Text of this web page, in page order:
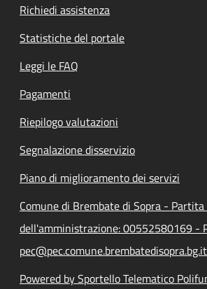
Richiedi assistenza
Statistiche del portale
Leggi le FAQ
Pagamenti
Riepilogo valutazioni
Segnalazione disservizio
Piano di miglioramento dei servizi
Comune di Brembate di Sopra - Partita
dell'amministrazione: 00552580169 -
pec@pec.comune.brembatedisopra.bg.it
Powered by Sportello Telematico